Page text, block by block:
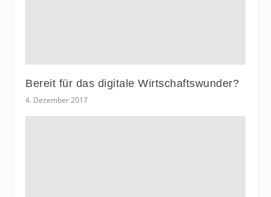
Bereit für das digitale Wirtschaftswunder?
4. Dezember 2017